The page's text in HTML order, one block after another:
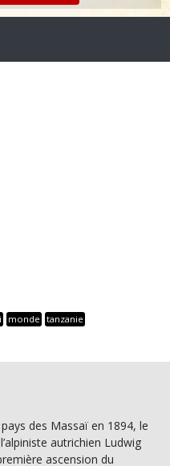
monde tanzanie
des Massaï en 1894, le
autrichien Ludwig
ascension du